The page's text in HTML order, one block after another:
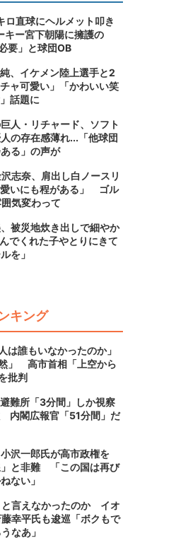
ロ直球にヘルメット叩き
キー宮下朝陽に擁護の
要」と球団OB
、イケメン陸上選手と2
ャ可愛い」「かわいい笑
話題に
人・リチャード、ソフト
の存在感薄れ...「他球団
る」の声が
志奈、肩出し白ノースリ
いにも程がある」 ゴル
気変わって
被災地炊き出しで細やか
でくれた子やとりにきて
を」
キング
は誰もいなかったのか」
然」 高市首相「上空から
批判
難所「3分間」しか視察
内閣広報官「51分間」だ
沢一郎氏が高市政権を
」と非難 「この国は再び
ない」
と言えなかったのか イオ
幸平氏も逡巡「ボクもで
なあ」